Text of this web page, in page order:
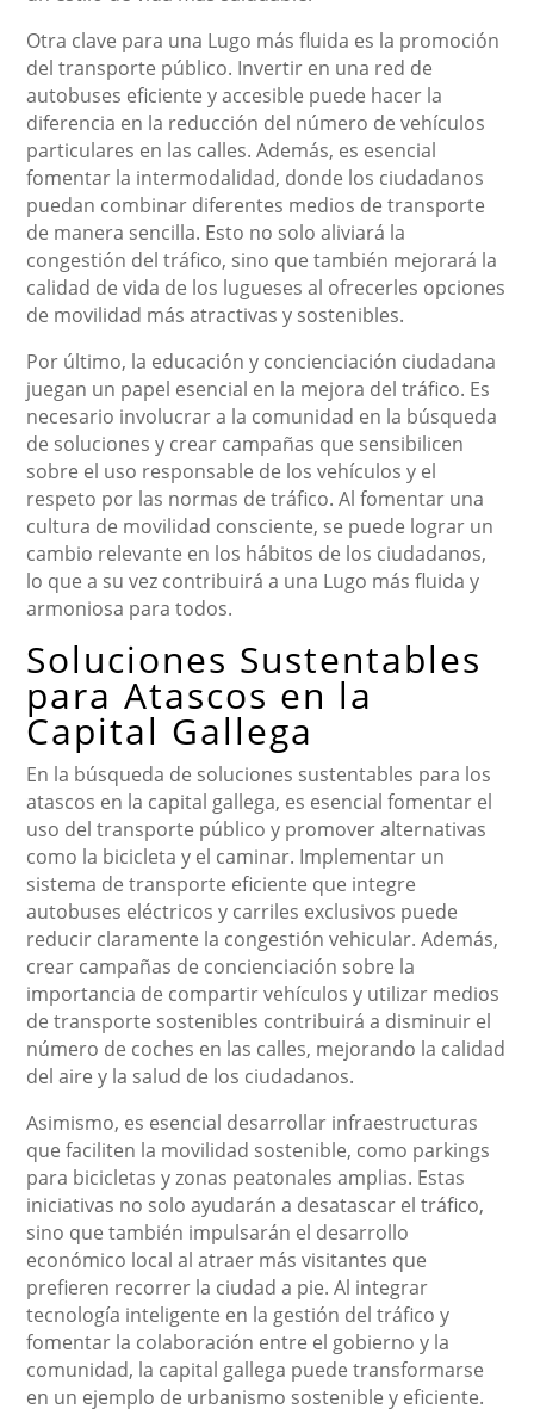
Otra clave para una Lugo más fluida es la promoción
del transporte público. Invertir en una red de
autobuses eficiente y accesible puede hacer la
diferencia en la reducción del número de vehículos
particulares en las calles. Además, es esencial
fomentar la intermodalidad, donde los ciudadanos
puedan combinar diferentes medios de transporte
de manera sencilla. Esto no solo aliviará la
congestión del tráfico, sino que también mejorará la
calidad de vida de los lugueses al ofrecerles opciones
de movilidad más atractivas y sostenibles.
Por último, la educación y concienciación ciudadana
juegan un papel esencial en la mejora del tráfico. Es
necesario involucrar a la comunidad en la búsqueda
de soluciones y crear campañas que sensibilicen
sobre el uso responsable de los vehículos y el
respeto por las normas de tráfico. Al fomentar una
cultura de movilidad consciente, se puede lograr un
cambio relevante en los hábitos de los ciudadanos,
lo que a su vez contribuirá a una Lugo más fluida y
armoniosa para todos.
Soluciones Sustentables
para Atascos en la
Capital Gallega
En la búsqueda de soluciones sustentables para los
atascos en la capital gallega, es esencial fomentar el
uso del transporte público y promover alternativas
como la bicicleta y el caminar. Implementar un
sistema de transporte eficiente que integre
autobuses eléctricos y carriles exclusivos puede
reducir claramente la congestión vehicular. Además,
crear campañas de concienciación sobre la
importancia de compartir vehículos y utilizar medios
de transporte sostenibles contribuirá a disminuir el
número de coches en las calles, mejorando la calidad
del aire y la salud de los ciudadanos.
Asimismo, es esencial desarrollar infraestructuras
que faciliten la movilidad sostenible, como parkings
para bicicletas y zonas peatonales amplias. Estas
iniciativas no solo ayudarán a desatascar el tráfico,
sino que también impulsarán el desarrollo
económico local al atraer más visitantes que
prefieren recorrer la ciudad a pie. Al integrar
tecnología inteligente en la gestión del tráfico y
fomentar la colaboración entre el gobierno y la
comunidad, la capital gallega puede transformarse
en un ejemplo de urbanismo sostenible y eficiente.